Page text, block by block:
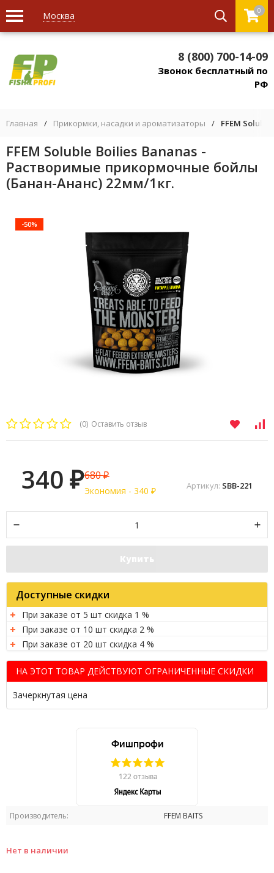
Москва 0
8 (800) 700-14-09
Звонок бесплатный по
РФ
Главная / Прикормки, насадки и ароматизаторы / FFEM
FFEM Soluble Boilies Bananas -
Растворимые прикормочные бойлы
(Банан-Ананс) 22мм/1кг.
-50%
(0) Оставить отзыв
Производитель: FFEM BAITS
Нет в наличии
Артикул: SBB-221
340 ₽680₽
Экономия - 340 ₽
Купить
Доступные скидки
При заказе от 5 шт скидка 1 %
При заказе от 10 шт скидка 2 %
При заказе от 20 шт скидка 4 %
НА ЭТОТ ТОВАР ДЕЙСТВУЮТ ОГРАНИЧЕННЫЕ СКИДКИ
Зачеркнутая цена